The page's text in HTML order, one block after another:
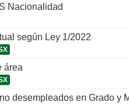
Nacionalidad
según Ley 1/2022
área
desempleados en Grado y